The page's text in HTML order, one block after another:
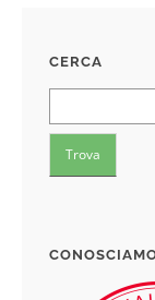
CERCA